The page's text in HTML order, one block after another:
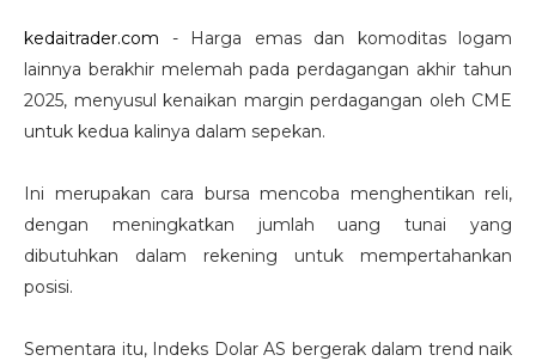
kedaitrader.com - Harga emas dan komoditas logam
lainnya berakhir melemah pada perdagangan akhir tahun
2025, menyusul kenaikan margin perdagangan oleh CME
untuk kedua kalinya dalam sepekan.
Ini merupakan cara bursa mencoba menghentikan reli,
dengan meningkatkan jumlah uang tunai yang
dibutuhkan dalam rekening untuk mempertahankan
posisi.
Sementara itu, Indeks Dolar AS bergerak dalam trend naik